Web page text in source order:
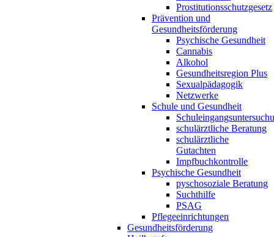
Prostitutionsschutzgesetz
Prävention und
Gesundheitsförderung
Psychische Gesundheit
Cannabis
Alkohol
Gesundheitsregion Plus
Sexualpädagogik
Netzwerke
Schule und Gesundheit
schulärztliche Beratung
schulärztliche
Gutachten
Impfbuchkontrolle
Psychische Gesundheit
pyschosoziale Beratung
Suchthilfe
PSAG
Pflegeeinrichtungen
Gesundheitsförderung